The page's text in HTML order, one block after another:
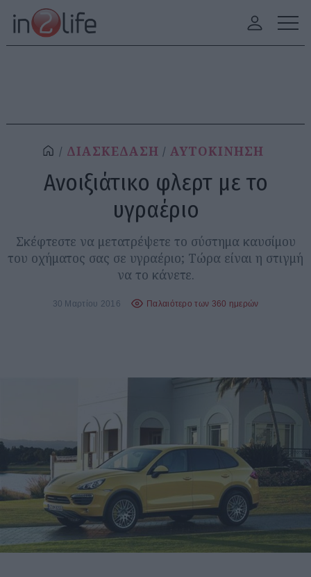
ΔΙΑΣΚΕΔΑΣΗ ΑΥΤΟΚΙΝΗΣΗ
Ανοιξιάτικο φλερτ με το
υγραέριο
Σκέφτεστε να μετατρέψετε το σύστημα καυσίμου
του οχήματος σας σε υγραέριο; Τώρα είναι η στιγμή
να το κάνετε.
30 Μαρτίου 2016 Παλαιότερο των 360 ημερών